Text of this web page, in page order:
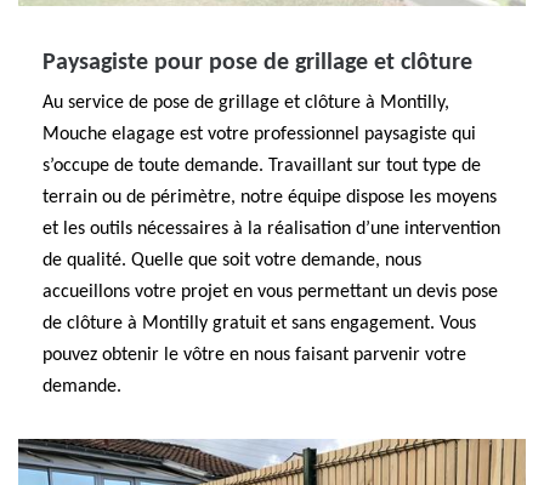
Paysagiste pour pose de grillage et clôture
Au service de pose de grillage et clôture à Montilly,
Mouche elagage est votre professionnel paysagiste qui
s’occupe de toute demande. Travaillant sur tout type de
terrain ou de périmètre, notre équipe dispose les moyens
et les outils nécessaires à la réalisation d’une intervention
de qualité. Quelle que soit votre demande, nous
accueillons votre projet en vous permettant un devis pose
de clôture à Montilly gratuit et sans engagement. Vous
pouvez obtenir le vôtre en nous faisant parvenir votre
demande.